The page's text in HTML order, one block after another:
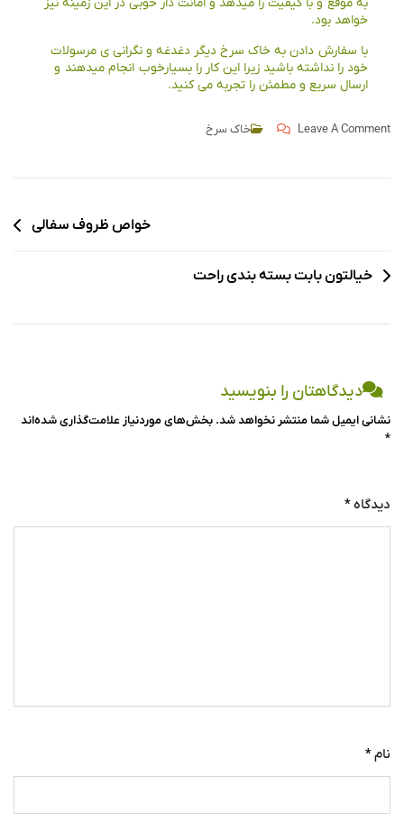
خواهد بود.
با سفارش دادن به خاک سرخ دیگر دغدغه و نگرانی ی مرسولات
خود را نداشته باشید زیرا این کار را بسیارخوب انجام میدهند و
ارسال سریع و مطمئن را تجربه می کنید.
Leave A Comment خاک سرخ
خواص ظروف سفالی
خیالتون بابت بسته بندی راحت
دیدگاهتان را بنویسید
نشانی ایمیل شما منتشر نخواهد شد. بخش‌های موردنیاز علامت‌گذاری شده‌اند
*
دیدگاه*
نام*